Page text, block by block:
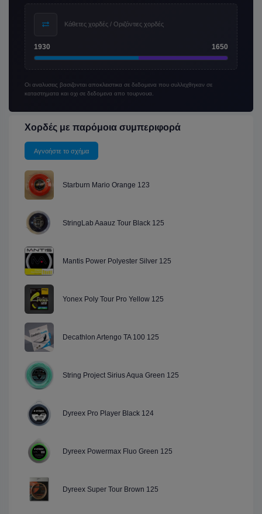
Κάθετες χορδές / Οριζόντιες χορδές
1930 1650
Οι αναλυσεις βασιζονται αποκλειστικα σε δεδομενα που συλλεχθηκαν σε
καταστηματα και οχι σε δεδομενα απο τουρνουα.
Χορδές με παρόμοια συμπεριφορά
Αγνοήστε το σχήμα
Starburn Mario Orange 123
StringLab Aaauz Tour Black 125
Mantis Power Polyester Silver 125
Yonex Poly Tour Pro Yellow 125
Decathlon Artengo TA 100 125
String Project Sirius Aqua Green 125
Dyreex Pro Player Black 124
Dyreex Powermax Fluo Green 125
Dyreex Super Tour Brown 125